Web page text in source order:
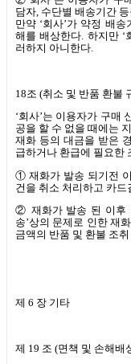
담자, 수단별 배송기간
만약 ‘회사’가 약정 배송
해를 배상한다. 하지만‘
러하지 아니한다.
18조 (취소 및 반품 환불
‘회사’는 이용자가 구매
공을 할 수 없을 때에는
재화 등의 대금을 받은
급하거나 환급에 필요한
① 재화가 발송 되기전
건을 취소 처리하고 카
② 재화가 발송 된 이후
송’상의 문제로 인한 재
금액의 반품 및 환불 조
제 6 장 기타
제 19 조 (면책 및 손해배